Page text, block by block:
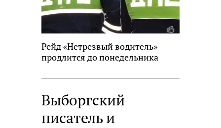
Рейд «Нетрезвый водитель»
продлится до понедельника
Выборгский
писатель и